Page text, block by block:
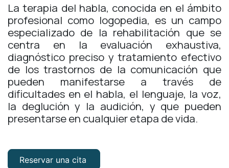
La terapia del habla, conocida en el ámbito
profesional como logopedia, es un campo
especializado de la rehabilitación que se
centra en la evaluación exhaustiva,
diagnóstico preciso y tratamiento efectivo
de los trastornos de la comunicación que
pueden manifestarse a través de
dificultades en el habla, el lenguaje, la voz,
la deglución y la audición, y que pueden
presentarse en cualquier etapa de vida.
Reservar una cita